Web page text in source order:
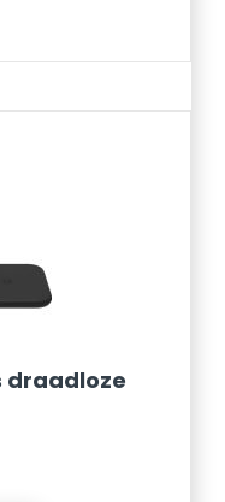
draadloze